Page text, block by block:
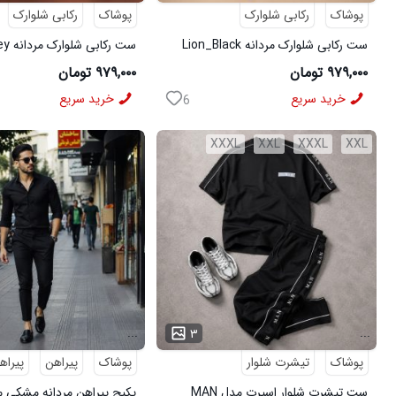
پوشاک
رکابی شلوارک
ست رکابی شلوارک مردانه Lion_Black
مدل 3997
۹۷۹,۰۰۰ تومان
خرید سریع 6
پوشاک
رکابی شلوارک
3996
۹۷۹,۰۰۰ تومان
خرید سریع
XXL
XXXL
XXL
XXXL
۳
...
پوشاک
تیشرت شلوار
...
پوشاک
پیراهن